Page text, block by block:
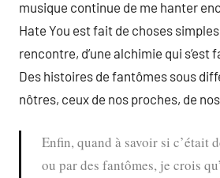
musique continue de me hanter
Hate You est fait de choses simples
rencontre, d’une alchimie qui s’est
Des histoires de fantômes sous
nôtres, ceux de nos proches, de
Enfin, quand à savoir si c’était
ou par des fantômes, je crois